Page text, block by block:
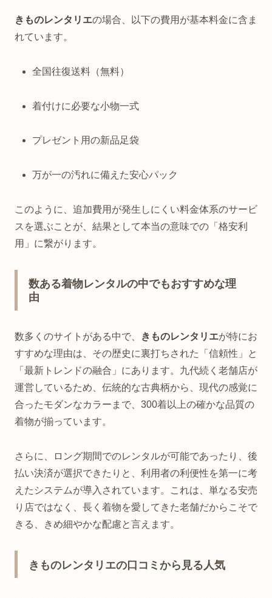
きものレンタリエの場合、以下の費用が基本料金に含ま
れています。
全国往復送料（無料）
着付けに必要な小物一式
プレゼント用の新品足袋
万が一の汚れに備えた安心パック
このように、追加費用が発生しにくい料金体系のサービ
スを選ぶことが、結果として本当の意味での「格安利
用」に繋がります。
数ある着物レンタルの中でもおすすめな理
由
数多くのサイトがある中で、 きものレンタリエが特にお
すすめな理由は、その歴史に裏打ちされた「信頼性」と
「最新トレンドの融合」にあります。九代続く老舗店が
運営しているため、伝統的な古典柄から、現代の感覚に
合ったモダンなカラーまで、300着以上の確かな品質の
着物が揃っています。
さらに、ロング期間でのレンタルが可能であったり、後
払い決済が選択できたりと、利用者の利便性を第一に考
えたシステムが導入されています。これは、単なる安売
り店ではなく、長く着物を愛してきた老舗だからこそで
きる、きめ細やかな配慮と言えます。
きものレンタリエの口コミから見る人気